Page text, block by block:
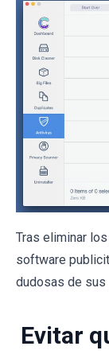
Tras eliminar
software
dudosas de sus
Evitar